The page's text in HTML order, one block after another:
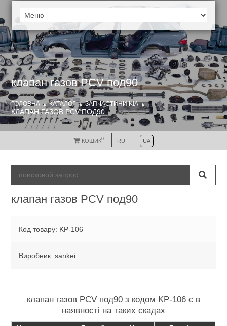
клапан газов PCV под90
ГОЛОВНА КАТАЛОГ ЗАПЧАСТИНИ KIA
КЛАПАН ГАЗОВ PCV ПОД90
КОШИК0 RU UA
клапан газов PCV под90
Код товару: KP-106
Виробник: sankei
клапан газов PCV под90 з кодом KP-106 є в
наявності на таких скадах